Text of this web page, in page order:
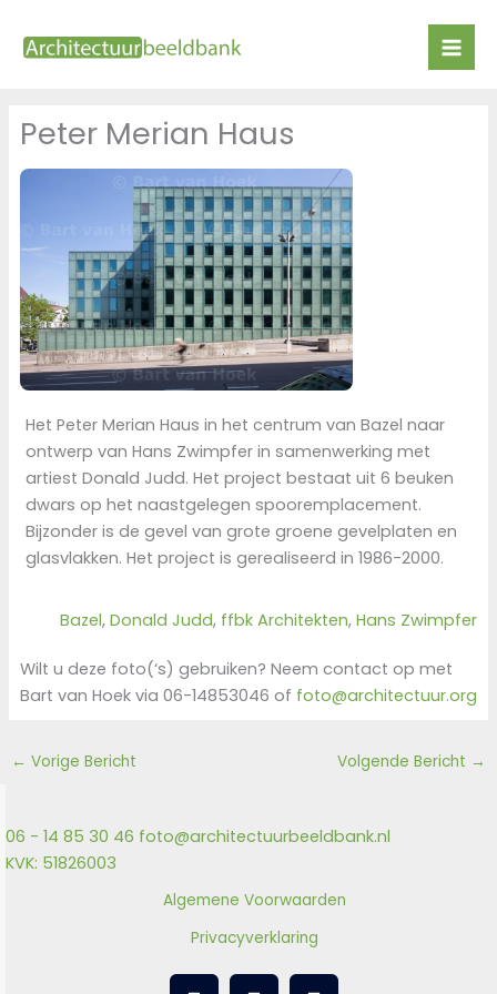
naar
Peter Merian Haus
Het Peter Merian Haus in het centrum van Bazel naar
ontwerp van Hans Zwimpfer in samenwerking met
artiest Donald Judd. Het project bestaat uit 6 beuken
dwars op het naastgelegen spooremplacement.
Bijzonder is de gevel van grote groene gevelplaten en
glasvlakken. Het project is gerealiseerd in 1986-2000.
Bazel, Donald Judd, ffbk Architekten, Hans Zwimpfer
Wilt u deze foto(‘s) gebruiken? Neem contact op met
Bart van Hoek via 06-14853046 of foto@architectuur.org
← Vorige Bericht Volgende Bericht →
06 - 14 85 30 46 foto@architectuurbeeldbank.nl
KVK: 51826003
Algemene Voorwaarden
Privacyverklaring